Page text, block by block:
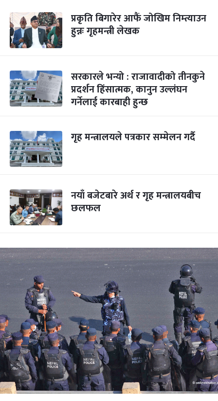
प्रकृति बिगारेर आफैं जोखिम निम्त्याउन
हुन्नः गृहमन्त्री लेखक
सरकारले भन्यो : राजावादीको तीनकुने
प्रदर्शन हिंसात्मक, कानुन उल्लंघन
गर्नेलाई कारबाही हुन्छ
गृह मन्त्रालयले पत्रकार सम्‍मेलन गर्दै
नयाँ बजेटबारे अर्थ र गृह मन्त्रालयबीच
छलफल